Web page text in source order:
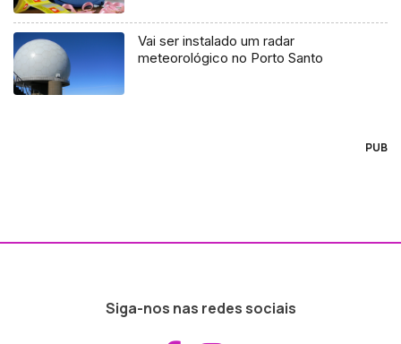
Vai ser instalado um radar
meteorológico no Porto Santo
PUB
Siga-nos nas redes sociais